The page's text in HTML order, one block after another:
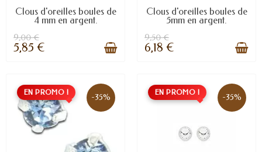
Clous d'oreilles boules de
4 mm en argent.
9,00 €
5,85 €
Clous d'oreilles boules de
5mm en argent.
9,50 €
6,18 €
EN PROMO ! -35% EN PROMO ! -35%